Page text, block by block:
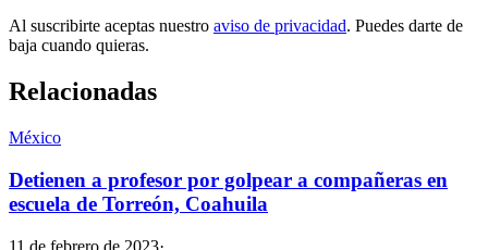
Al suscribirte aceptas nuestro aviso de privacidad. Puedes darte de
baja cuando quieras.
Relacionadas
México
Detienen a profesor por golpear a compañeras en
escuela de Torreón, Coahuila
11 de febrero de 2023·